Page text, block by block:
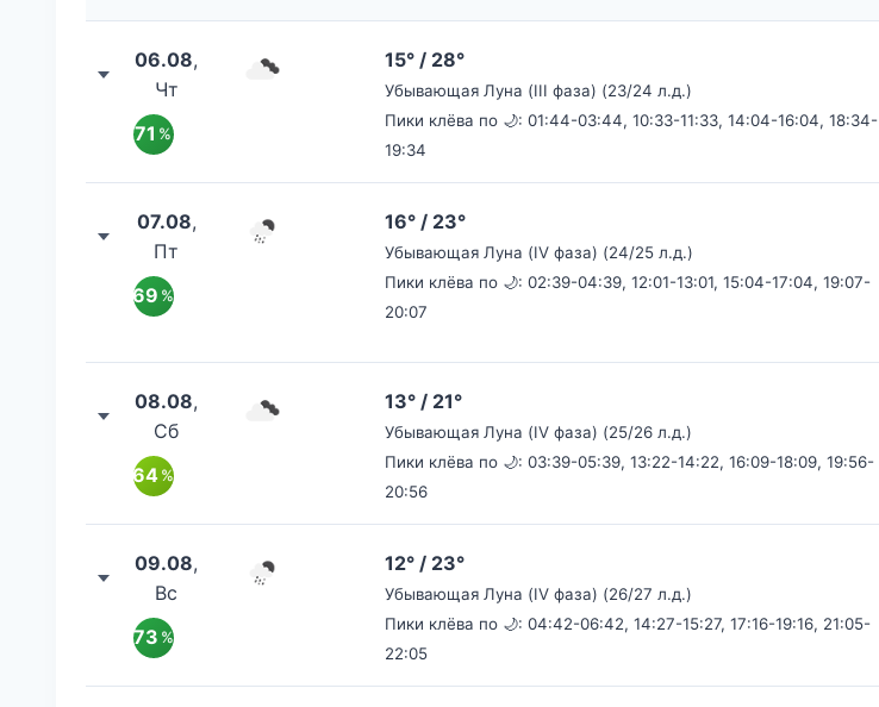
06.08,
Чт
71 %
15° / 28°
Убывающая Луна (III фаза) (23/24 л.д.)
Пики клёва по 🌙: 01:44-03:44, 10:33-11:33, 14:04-16:04, 18:34-
19:34
07.08,
Пт
69 %
16° / 23°
Убывающая Луна (IV фаза) (24/25 л.д.)
Пики клёва по 🌙: 02:39-04:39, 12:01-13:01, 15:04-17:04, 19:07-
20:07
08.08,
Сб
64 %
13° / 21°
Убывающая Луна (IV фаза) (25/26 л.д.)
Пики клёва по 🌙: 03:39-05:39, 13:22-14:22, 16:09-18:09, 19:56-
20:56
09.08,
Вс
73 %
12° / 23°
Убывающая Луна (IV фаза) (26/27 л.д.)
Пики клёва по 🌙: 04:42-06:42, 14:27-15:27, 17:16-19:16, 21:05-
22:05